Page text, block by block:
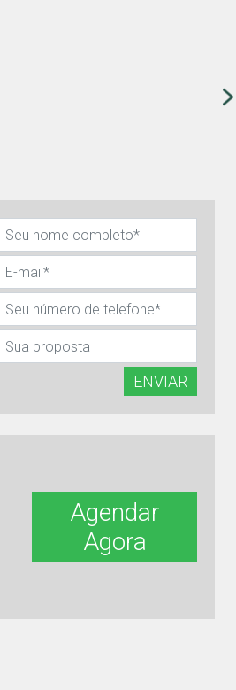
ENVIAR
Agendar
Agora